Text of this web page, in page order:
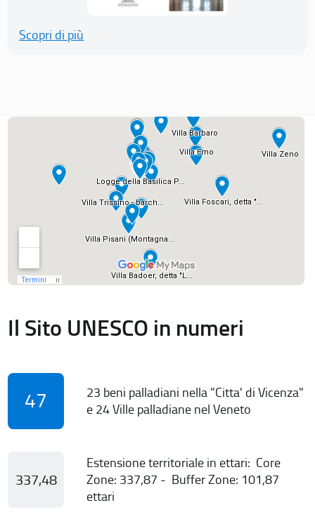
Scopri di più
Il Sito UNESCO in numeri
47
23 beni palladiani nella "Citta' di Vicenza"
e 24 Ville palladiane nel Veneto
337,48
Estensione territoriale in ettari: Core
Zone: 337,87 - Buffer Zone: 101,87
ettari